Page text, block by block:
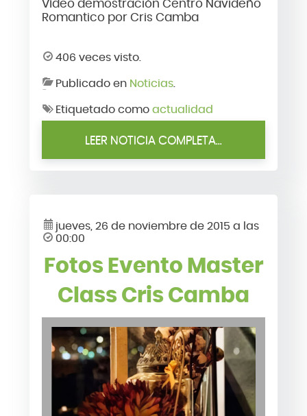
Vídeo demostración Centro Navideño
Romantico por Cris Camba
406 veces visto.
Publicado en Noticias.
Etiquetado como actualidad
LEER NOTICIA COMPLETA...
jueves, 26 de noviembre de 2015 a las
00:00
Fotos Evento Master
Class Cris Camba